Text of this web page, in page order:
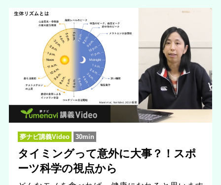
夢ナビ講義Video 30min
タイミングって意外に大事？！スポ
ーツ科学の視点から